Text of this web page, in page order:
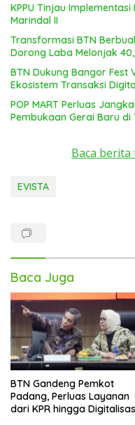
KPPU Tinjau
Marindal II
Transformasi BTN
Dorong Laba Melonjak
BTN Dukung Bangor Fest
Ekosistem Transaksi
POP MART Perluas
Pembukaan Gerai Baru
Baca
EVISTA
Baca Juga
BTN Gandeng Pemkot
Padang, Perluas Layanan
dari KPR hingga